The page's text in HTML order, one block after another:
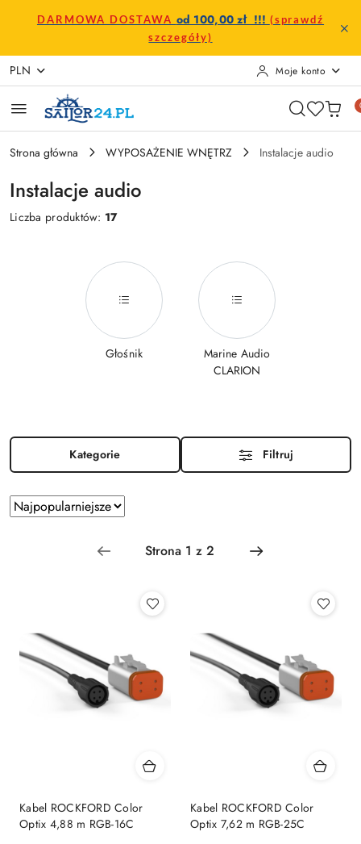
Przejdź do treści głównej
Przejdź do wyszukiwarki
Przejdź do moje konto
Przejdź do menu głównego
Przejdź do stopki
DARMOWA DOSTAWA od 100,00 zł !!! (sprawdź
szczegóły)
PLN Moje konto
Strona główna WYPOSAŻENIE WNĘTRZ Instalacje audio
Instalacje audio
Liczba produktów: 17
Głośnik
Marine Audio
CLARION
Kategorie Filtruj
Zastosowano
sortowanie:
Najpopularniejsze.
Sortuj
według
Kabel ROCKFORD Color
Optix 4,88 m RGB-16C
Kabel ROCKFORD Color
Optix 7,62 m RGB-25C